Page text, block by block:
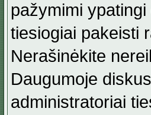
pažymimi
tiesiogiai pakeisti
Nerašinėkite
Daugumoje
administratoriai